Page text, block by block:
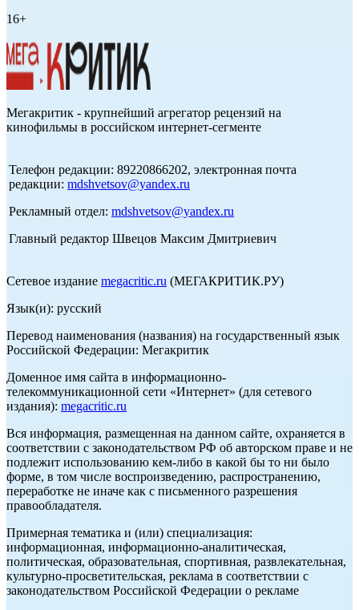
16+
Мегакритик - крупнейший агрегатор рецензий на
кинофильмы в российском интернет-сегменте
Телефон редакции: 89220866202, электронная почта
редакции: mdshvetsov@yandex.ru
Рекламный отдел: mdshvetsov@yandex.ru
Главный редактор Швецов Максим Дмитриевич
Сетевое издание megacritic.ru (МЕГАКРИТИК.РУ)
Язык(и): русский
Перевод наименования (названия) на государственный язык
Российской Федерации: Мегакритик
Доменное имя сайта в информационно-
телекоммуникационной сети «Интернет» (для сетевого
издания): megacritic.ru
Вся информация, размещенная на данном сайте, охраняется в
соответствии с законодательством РФ об авторском праве и не
подлежит использованию кем-либо в какой бы то ни было
форме, в том числе воспроизведению, распространению,
переработке не иначе как с письменного разрешения
правообладателя.
Примерная тематика и (или) специализация:
информационная, информационно-аналитическая,
политическая, образовательная, спортивная, развлекательная,
культурно-просветительская, реклама в соответствии с
законодательством Российской Федерации о рекламе